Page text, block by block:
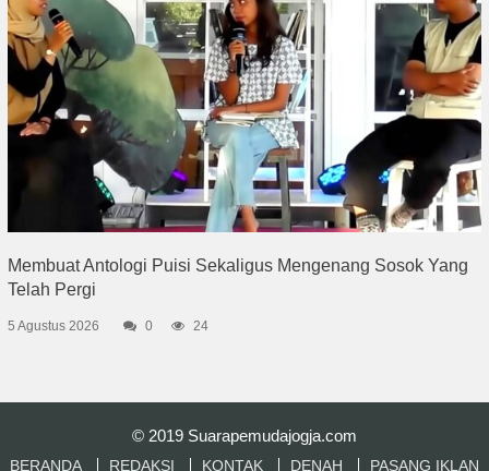
Membuat Antologi Puisi Sekaligus Mengenang Sosok Yang
Telah Pergi
5 Agustus 2026 0 24
© 2019 Suarapemudajogja.com
BERANDA REDAKSI KONTAK DENAH PASANG IKLAN